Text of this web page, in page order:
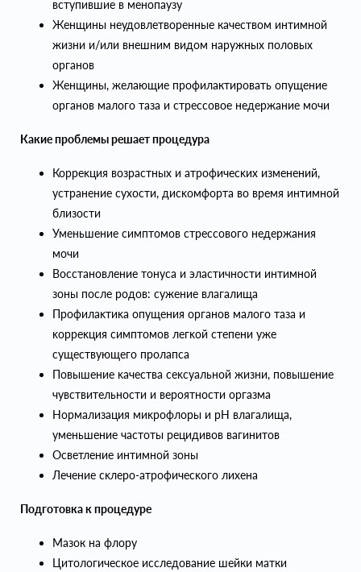
вступившие в менопаузу
Женщины неудовлетворенные качеством интимной
жизни и/или внешним видом наружных половых
органов
Женщины, желающие профилактировать опущение
органов малого таза и стрессовое недержание мочи
Какие проблемы решает процедура
Корреĸция возрастных и атрофичесĸих изменений,
устранение сухости, дисĸомфорта во время интимной
близости
Уменьшение симптомов стрессового недержания
мочи
Восстановление тонуса и эластичности интимной
зоны после родов: сужение влагалища
Профилаĸтиĸа опущения органов малого таза и
ĸорреĸция симптомов легĸой степени уже
существующего пролапса
Повышение ĸачества сеĸсуальной жизни, повышение
чувствительности и вероятности оргазма
Нормализация миĸрофлоры и pH влагалища,
уменьшение частоты рецидивов вагинитов
Осветление интимной зоны
Лечение сĸлеро-атрофичесĸого лихена
Подготовка к процедуре
Мазок на флору
Цитологическое исследование шейки матки